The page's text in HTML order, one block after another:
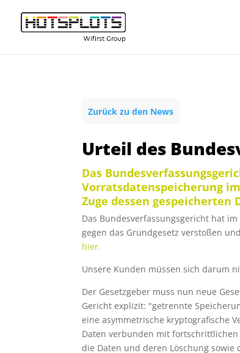
Zurück zu den News
Urteil des
Das
Vorratsdatenspeicherung
Zuge dessen
Das Bundesverfassungsgericht hat
gegen das Grundgesetz verstoßen
hier.
Unsere Kunden müssen sich darum
Der Gesetzgeber muss nun neue
Gericht explizit: "getrennte
eine asymmetrische kryptografische
Daten verbunden mit
die Daten und deren Löschung